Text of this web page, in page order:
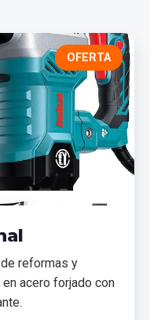
OFERTA
reformas y
acero forjado con